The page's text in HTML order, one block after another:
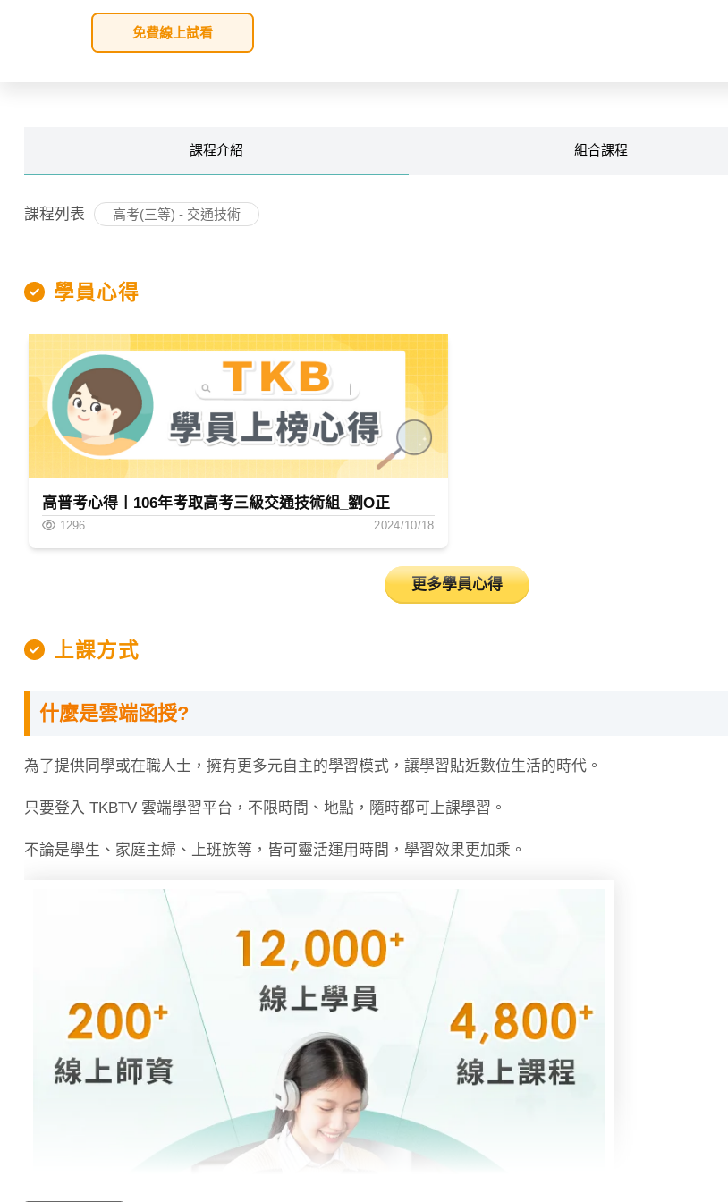
免費線上試看
課程介紹 組合課程
課程列表 高考(三等) - 交通技術
學員心得
高普考心得〡106年考取高考三級交通技術組_劉O正
1296 2024/10/18
更多學員心得
上課方式
什麼是雲端函授?
為了提供同學或在職人士，擁有更多元自主的學習模式，讓學習貼近數位生活的時代。
只要登入 TKBTV 雲端學習平台，不限時間、地點，隨時都可上課學習。
不論是學生、家庭主婦、上班族等，皆可靈活運用時間，學習效果更加乘。